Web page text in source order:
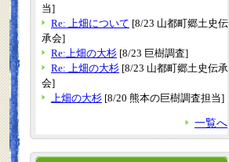
当]
Re: 上畑について [8/23 山都町郷土史伝
承会]
Re:上畑の大杉 [8/23 巨樹調査]
Re: 上畑の大杉 [8/23 山都町郷土史伝承
会]
上畑の大杉 [8/20 熊本の巨樹調査担当]
一覧へ